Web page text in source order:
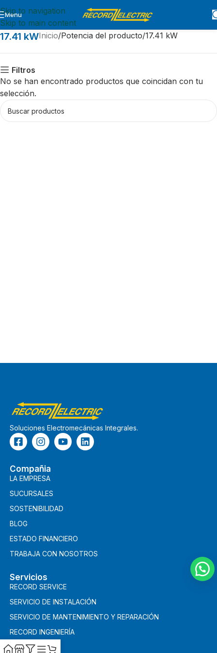
Skip to navigation
Skip to main content
Menu
17.41 kWInicio Potencia del producto 17.41 kW
Filtros
No se han encontrado productos que coincidan con tu
selección.
Soluciones Electromecánicas Integrales.
Compañia
LA EMPRESA
SUCURSALES
SOSTENIBILIDAD
BLOG
ESTADO FINANCIERO
TRABAJA CON NOSOTROS
Servicios
RECORD SERVICE
SERVICIO DE INSTALACIÓN
SERVICIO DE MANTENIMIENTO Y REPARACIÓN
RECORD INGENIERÍA